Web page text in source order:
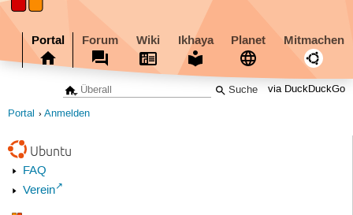
Portal Forum Wiki Ikhaya Planet Mitmachen
via DuckDuckGo
Portal Anmelden
Ubuntu
FAQ
Verein